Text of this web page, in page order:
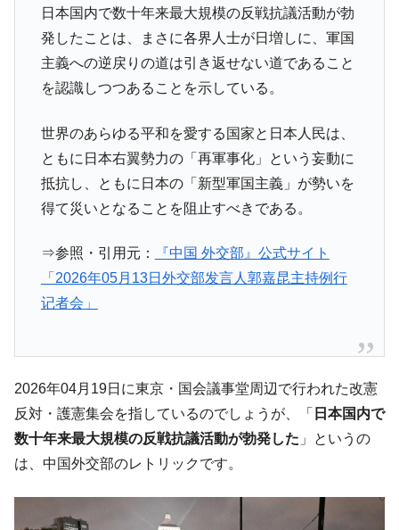
Fact1
日本の誇る海洋資源調査船『白嶺』は先進技術の
塊！
Fact1
夏の甲子園、優勝校を最も多く輩出している都道
府県とは？
Fact1 奇跡の毛色「白毛馬」とは？
Fact1
全て勝つといくら？ 競馬GI競走で勝利騎手がもら
える賞金とは？
Fact1 平成仮面ライダーの意外すぎるモチーフとは？
Fact1
発表から2日で大崩壊、鳴かず飛ばずに終わりそう
なスーパーリーグとは？
Fact1
日本人マスターズ挑戦の歴史。松山以前に最高位
だった選手とは？
甲子園通算本塁打、最多の清原に次いで多く打っ
Fact1 セレクトセールの高額取引馬が稼いだ金額とは？
日本国内で数十年来最大規模の反戦抗議活動が勃
発したことは、まさに各界人士が日増しに、軍国
主義への逆戻りの道は引き返せない道であること
を認識しつつあることを示している。
世界のあらゆる平和を愛する国家と日本人民は、
ともに日本右翼勢力の「再軍事化」という妄動に
抵抗し、ともに日本の「新型軍国主義」が勢いを
得て災いとなることを阻止すべきである。
⇒参照・引用元：
『中国 外交部』公式サイト
「2026年05月13日外交部发言人郭嘉昆主持例行
记者会」
2026年04月19日に東京・国会議事堂周辺で行われた改憲
反対・護憲集会を指しているのでしょうが、「 日本国内で
数十年来最大規模の反戦抗議活動が勃発した 」というの
は、中国外交部のレトリックです。